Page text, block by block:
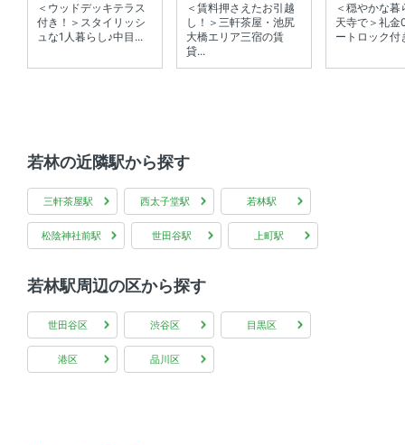
共用部
＜ウッドデッキテラス
付き！＞スタイリッシ
ュな1人暮らし♪中目...
＜賃料押さえたお引越
し！＞三軒茶屋・池尻
大橋エリア三宿の賃
貸...
＜穏やかな暮
天寺で＞礼金
ートロック付
若林の近隣駅から探す
三軒茶屋駅 西太子堂駅 若林駅
松陰神社前駅 世田谷駅 上町駅
若林駅周辺の区から探す
世田谷区 渋谷区 目黒区
港区 品川区